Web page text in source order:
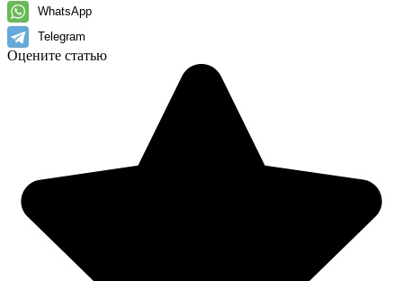
WhatsApp
Telegram
Оцените статью